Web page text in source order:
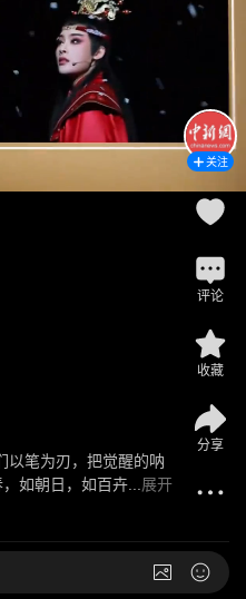
以笔为刃，把觉醒的呐
如朝日，如百卉... 展开
关注
评论
收藏
分享